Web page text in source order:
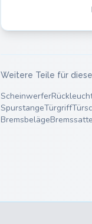
Weitere Teile für
Scheinwerfer
SpurstangeTürgriff
Bremsbeläge